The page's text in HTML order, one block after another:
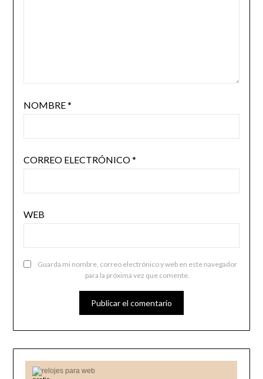
NOMBRE*
CORREO ELECTRÓNICO*
WEB
Guarda mi nombre, correo electrónico y web en este navegador
para la próxima vez que comente.
relojes para web